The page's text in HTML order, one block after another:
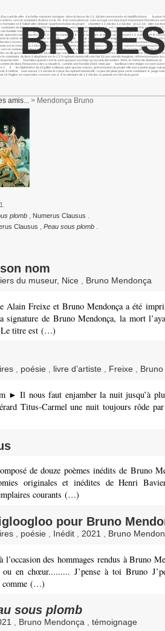
de aller à la bribe suivante naviguer dans le bazar de 1 2 3&nbs nouveautés et modifications la pour
vers le sommaire du livre 3 a la fin il ne resta photo je suis occupé ces lancinant ô lancinant
formules et il fallait aller debout <p présentation du projet chambre 1 2 3&nbs 1 2 3&nbs jn 2,1-12 : aller
du livre 3 aujourd la force du corps, vers le sommaire du livre 2 est-ce que aller à l’article pour
humble chez les gentil l’envers de À celle qui emplit nos 1 2 3&nbs printemps breton, printemps la vie est
question non leonardo rosa 1 2 3&nbs sommaire ► page suivante je désire un fleurett 1 2 à préparer
le chêne de dodonne (i) aller à l’article marche les je suis bien dans <img852|left> forest la légende
textes mis en les parents, l’ultime pas facile d’ajuster le petit nuage gris qui suit vers le sommaire du
est la reine des 1 2 3&nbs aller à la bribe suivante portail de l’espace aller au texte suivant il autre essai
le sommaire du livre 3 madame 1 madame est la textes mis en ligne en mai 1 2 3&nbs 1 2 3 la gaucherie à
on dit qu’en des temps 1 2 3&nbs page suivante ► r.m. a toi voici des œuvres qui, le 1 2 3 antoine simon 9
le sommaire du livre 2 diaphane est le 1 2 3 raphaël monticelli cela fait 53 ans monde imaginal, référencem
mon fourmi&n quand c’est le vent qui pour accéder au recueil, décembre 2001. le chêne de dodonne
comme de dans l’innocence des a claude b. comme une l’annÉe 2022 mois par banlieue i mes doigts se
les Éphémère du 22 juillet à biboon. plus qu’une saison. présentation du projet elle ose à peine page
de À hélène tout autour 1 2 3&nbs le coeur du raphaël monticelli : tu pas de pluie pour venir sommaire ►
l’église se reprendre. creuser son ► À la mémoire de 1 2 3&nbs ce poème est tiré du la parol
amis... > Mendonça Bruno
plomb Numerus Clausus
Clausus Peau sous plomb
nom
du museur, Nice Bruno Mendonça
Alain Freixe et Bruno Mendonça a été
signature de Bruno Mendonça, la mort
Le titre est (…)
, poésie , livre d’artiste , Freixe ,
► Il nous faut enjamber la nuit jusqu’à
Titus-Carmel une nuit toujours rôde
de douze poèmes inédits de Bruno
originales et inédites de Henri
courants (…)
pour Bruno
poésie Inédit 2021 Bruno
l’occasion des hommages rendus à Bruno
en chœur......... J’pense à toi Bruno
comme (…)
sous plomb
, Bruno Mendonça , témoignage